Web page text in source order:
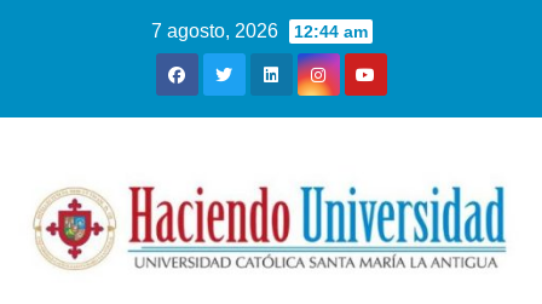
7 agosto, 2026 12:44 am